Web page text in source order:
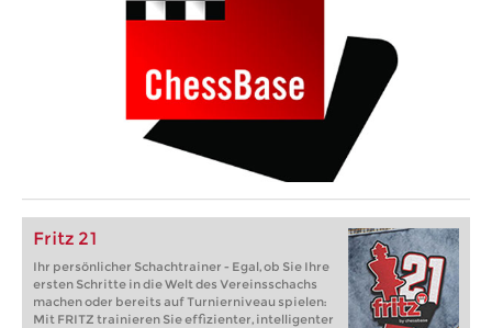
Fritz 21
Ihr persönlicher Schachtrainer - Egal, ob Sie Ihre
ersten Schritte in die Welt des Vereinsschachs
machen oder bereits auf Turnierniveau spielen:
Mit FRITZ trainieren Sie effizienter, intelligenter